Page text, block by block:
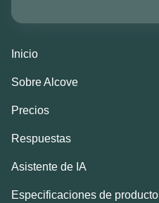
Inicio
Sobre Alcove
Precios
Respuestas
Asistente de IA
Especificaciones de producto